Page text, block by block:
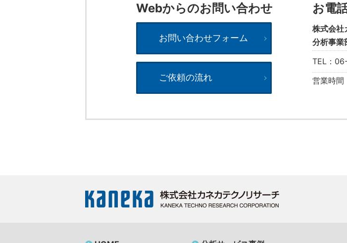
Webからのお問い合わせ
お問い合わせフォーム
ご依頼の流れ
お電
株式会社
分析事
TEL：
営業時間